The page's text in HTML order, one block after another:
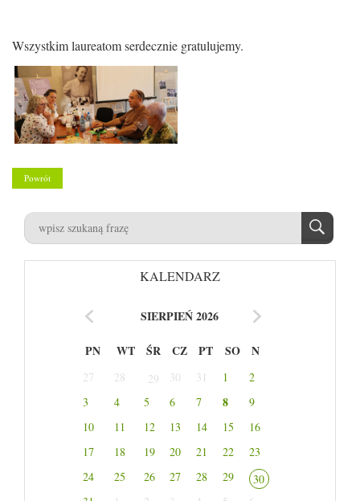
Wszystkim laureatom serdecznie gratulujemy.
Powrót
KALENDARZ
SIERPIEŃ 2026
PN WT ŚR CZ PT SO N
27 28 29 30 31 1
2
3
4 5 6 7 8
9
10
11 12 13 14 15
16
17
18 19 20 21 22
23
24
25 26 27 28 29
30